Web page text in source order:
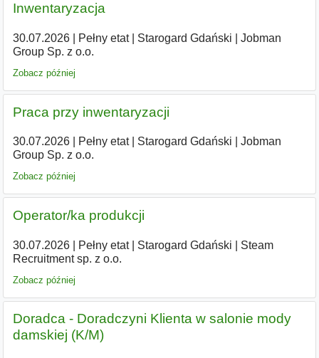
Inwentaryzacja
30.07.2026| Pełny etat| Starogard Gdański
Jobman
Group Sp. z o.o.
Zobacz później
Praca przy inwentaryzacji
30.07.2026| Pełny etat| Starogard Gdański
Jobman
Group Sp. z o.o.
Zobacz później
Operator/ka produkcji
30.07.2026| Pełny etat| Starogard Gdański
Steam
Recruitment sp. z o.o.
Zobacz później
Doradca - Doradczyni Klienta w salonie mody
damskiej (K/M)